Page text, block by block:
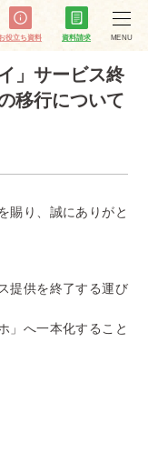
役立ち資料 資料請求 MENU
」サービス終
移行について
賜り、誠にありがと
提供を終了する運び
」へ一本化すること